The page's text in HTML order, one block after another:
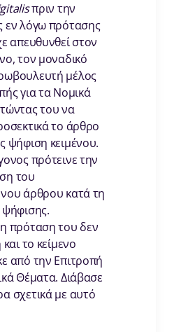
πριν την
εν λόγω πρότασης
απευθυνθεί στον
τον μοναδικό
μέλος
για τα Νομικά
του να
το άρθρο
ψήφιση κειμένου.
πρότεινε την
του
άρθρου κατά τη
ψήφισης.
πρόταση του δεν
και το κείμενο
από την Επιτροπή
Θέματα. Διάβασε
σχετικά με αυτό